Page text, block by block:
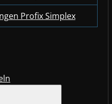
Profix Simplex